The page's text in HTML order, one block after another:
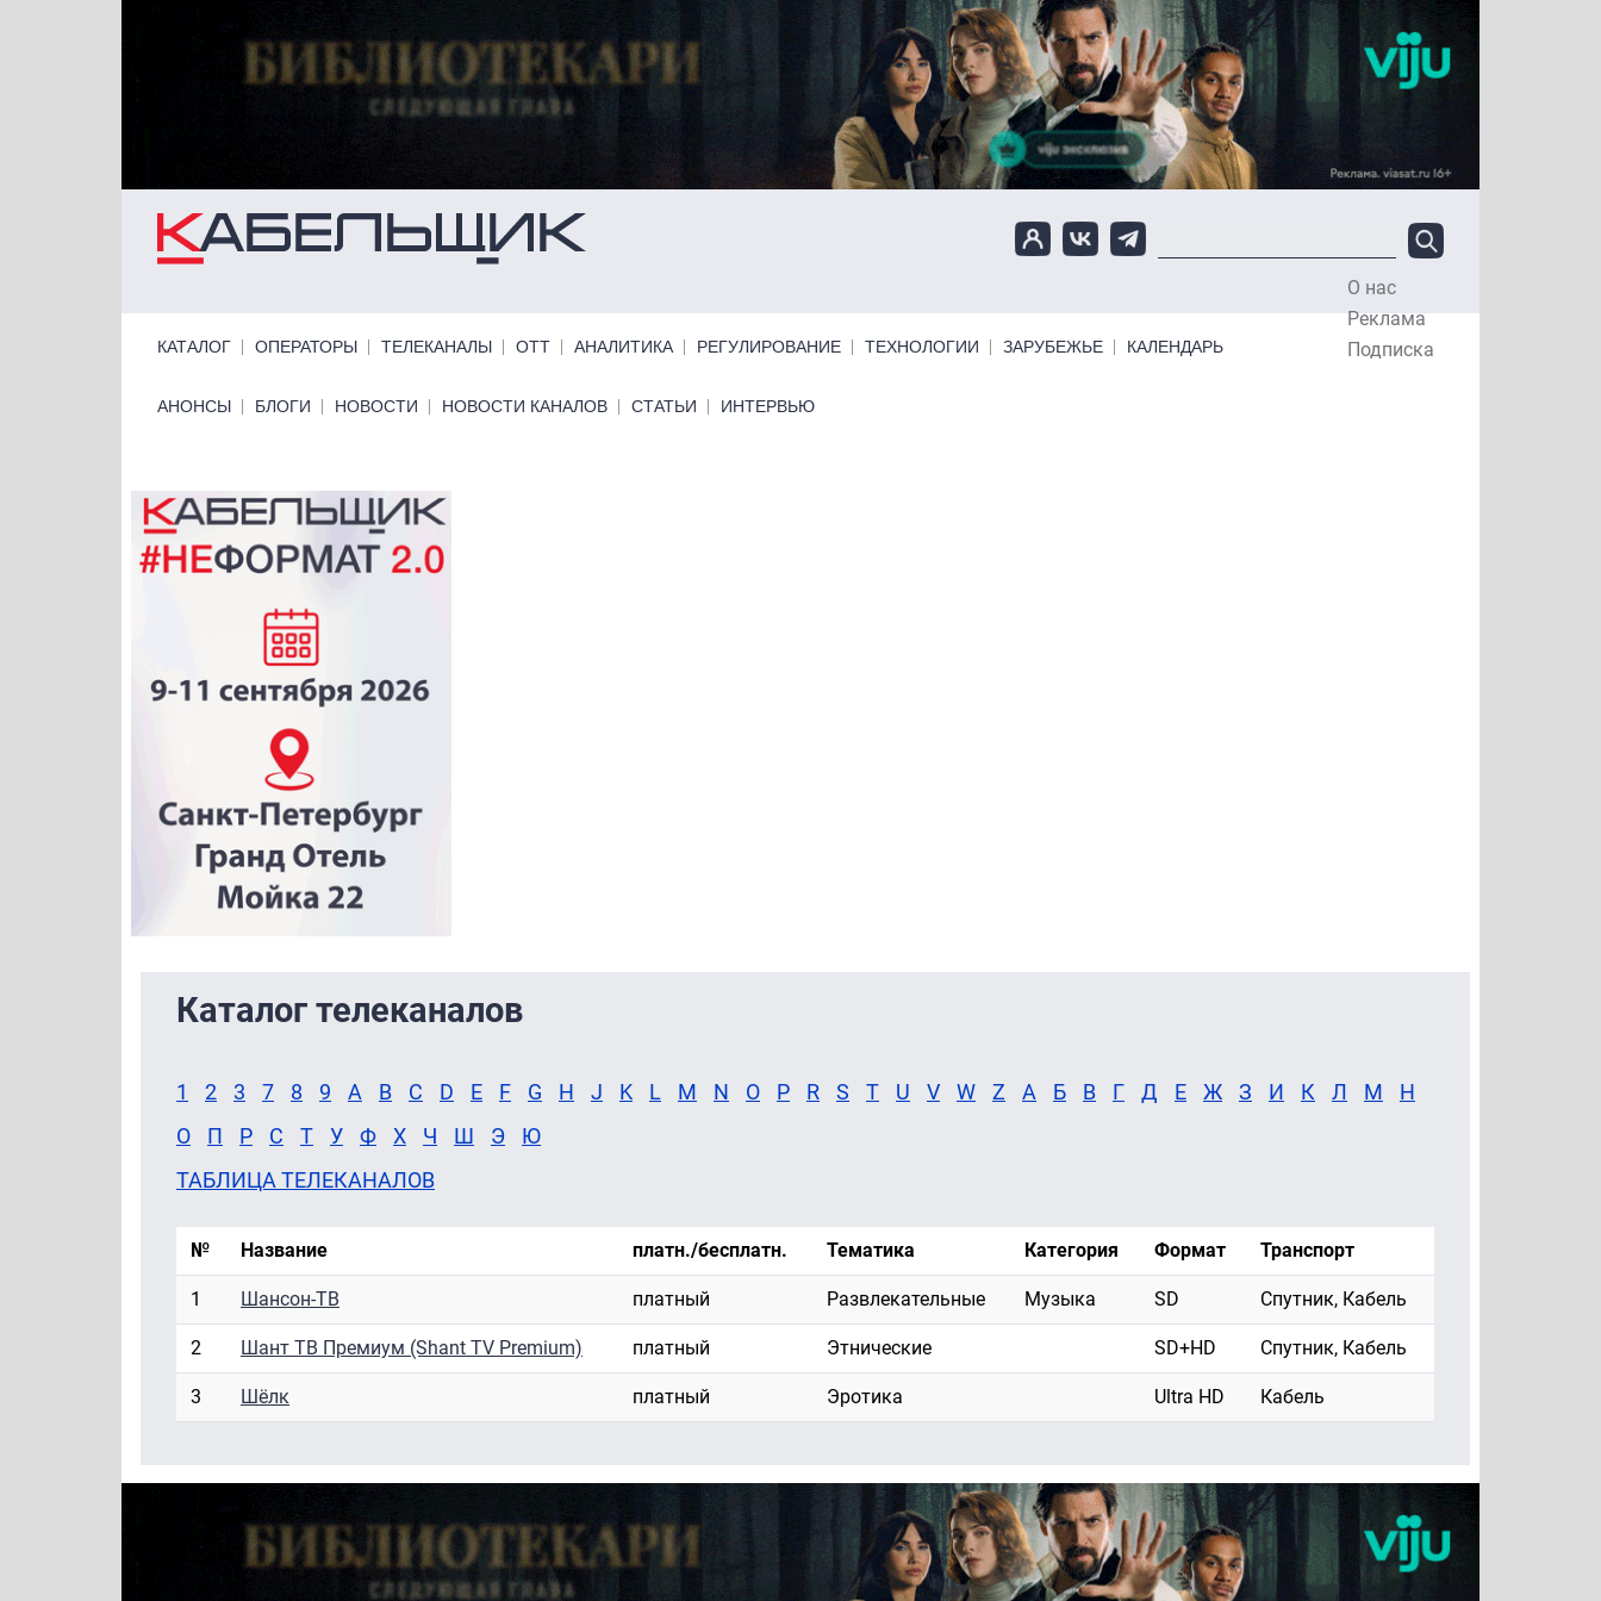
О нас
Реклама
Подписка
КАТАЛОГ ОПЕРАТОРЫ ТЕЛЕКАНАЛЫ ОТТ АНАЛИТИКА РЕГУЛИРОВАНИЕ ТЕХНОЛОГИИ ЗАРУБЕЖЬЕ КАЛЕНДАРЬ
Primary links bottom
АНОНСЫ БЛОГИ НОВОСТИ НОВОСТИ КАНАЛОВ СТАТЬИ ИНТЕРВЬЮ
Каталог телеканалов
1 2 3 7 8 9 A B C D E F G H J K L M N O P R S T U V W Z А Б В Г Д Е Ж З И К Л М
Н
О
П Р С Т У Ф Х Ч Ш Э
Ю
ТАБЛИЦА ТЕЛЕКАНАЛОВ
№ Название платн./бесплатн. Тематика Категория Формат Транспорт
1 Шансон-ТВ платный Развлекательные Музыка SD Спутник, Кабель
2 Шант ТВ Премиум (Shant TV Premium) платный Этнические SD+HD Спутник, Кабель
3 Шёлк платный Эротика Ultra HD Кабель